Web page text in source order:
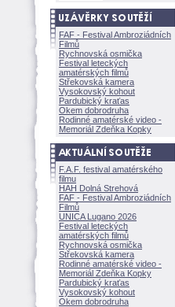
FAF - Festival Ambroziádních
Filmů
Rychnovská osmička
Festival leteckých
amatérských filmů
Střekovská kamera
Vysokovský kohout
Pardubický kraťas
Okem dobrodruha
Rodinné amatérské video -
Memoriál Zdeňka Kopky
F.A.F. festival amatérského
filmu
HAH Dolná Strehov
FAF - Festival Ambroziádních
Filmů
UNICA Lugano 2026
Festival leteckých
amatérských filmů
Rychnovská osmička
Střekovská kamera
Rodinné amatérské video -
Memoriál Zdeňka Kopky
Pardubický kraťas
Vysokovský kohout
Okem dobrodruha